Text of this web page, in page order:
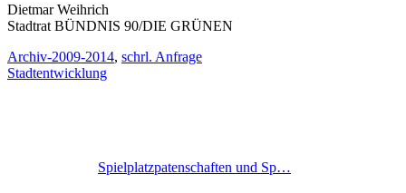
Dietmar Weihrich
Stadtrat BÜNDNIS 90/DIE GRÜNEN
Archiv-2009-2014, schrl. Anfrage
Stadtentwicklung
Spielplatzpatenschaften und Sp…